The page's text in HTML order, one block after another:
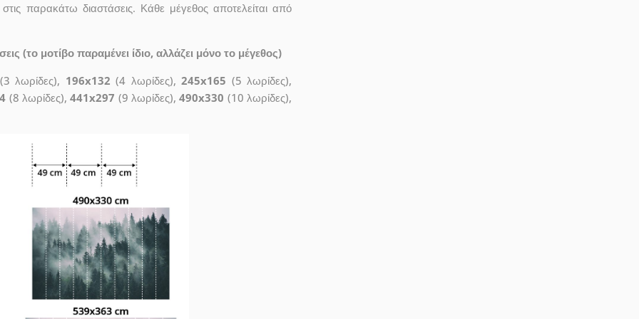
παρακάτω διαστάσεις. Κάθε μέγεθος αποτελείται από
(το μοτίβο παραμένει ίδιο, αλλάζει μόνο το μέγεθος)
λωρίδες), 196x132 (4 λωρίδες),245x165 (5 λωρίδες),
(8 λωρίδες),441x297 (9 λωρίδες),490x330 (10 λωρίδες),